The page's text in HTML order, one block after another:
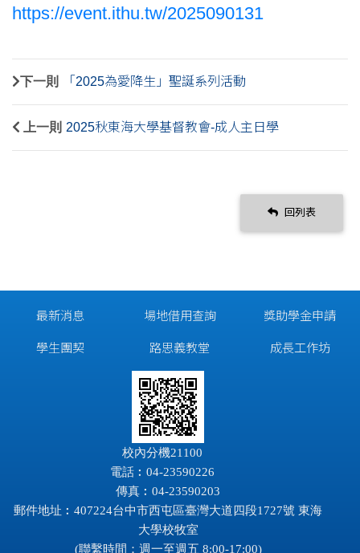
https://event.ithu.tw/2025090131
下一則 「2025為愛降生」聖誕系列活動
上一則 2025秋東海大學基督教會-成人主日學
回列表
最新消息
學生團契
場地借用查詢
路思義教堂
獎助學金申請
成長工作坊
校內分機21100
電話︰04-23590226
傳真︰04-23590203
郵件地址︰407224台中市西屯區臺灣大道四段1727號 東海
大學校牧室
(聯繫時間：週一至週五 8:00-17:00)